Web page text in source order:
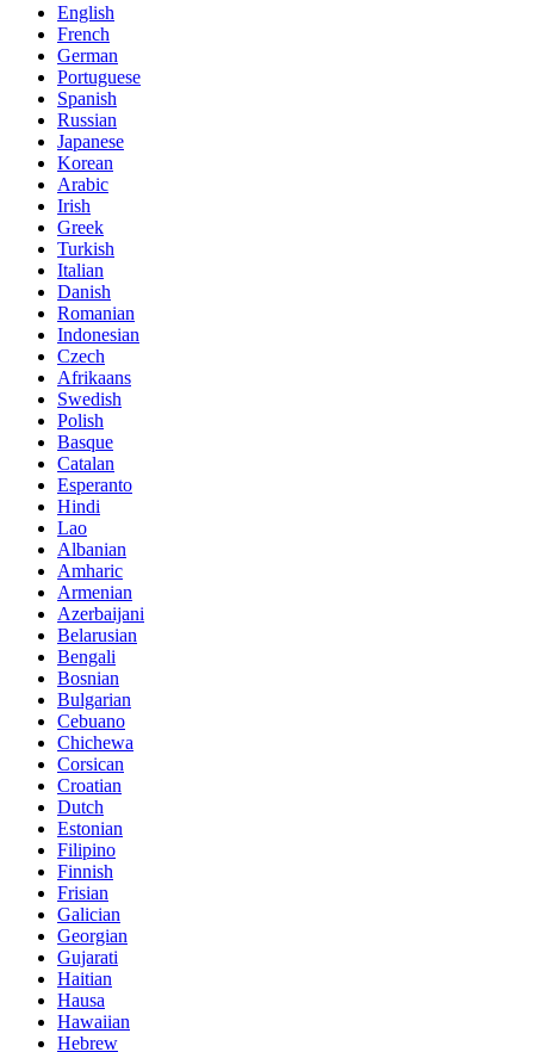
English
French
German
Portuguese
Spanish
Russian
Japanese
Korean
Arabic
Irish
Greek
Turkish
Italian
Danish
Romanian
Indonesian
Czech
Afrikaans
Swedish
Polish
Basque
Catalan
Esperanto
Hindi
Lao
Albanian
Amharic
Armenian
Azerbaijani
Belarusian
Bengali
Bosnian
Bulgarian
Cebuano
Chichewa
Corsican
Croatian
Dutch
Estonian
Filipino
Finnish
Frisian
Galician
Georgian
Gujarati
Haitian
Hausa
Hawaiian
Hebrew